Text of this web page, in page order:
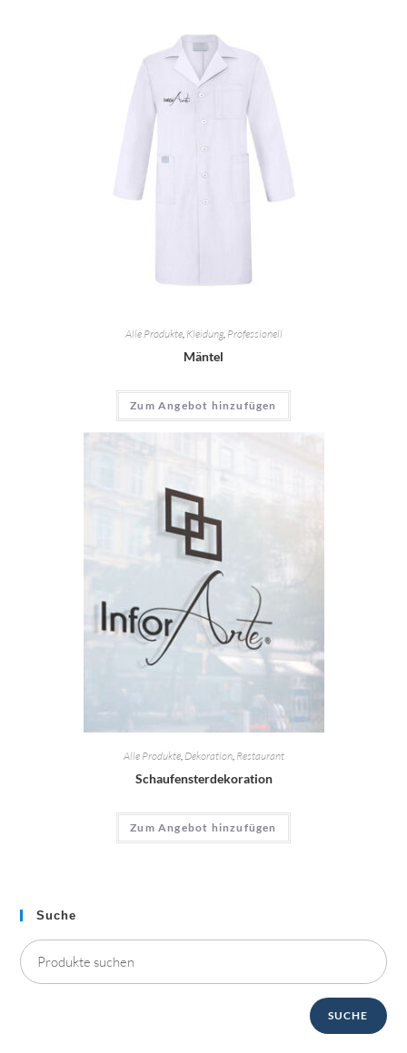
Alle Produkte, Kleidung, Professionell
Mäntel
Zum Angebot hinzufügen
Alle Produkte, Dekoration, Restaurant
Schaufensterdekoration
Zum Angebot hinzufügen
Suche
SUCHE